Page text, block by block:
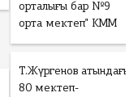
орталығы бар №9
орта мектеп" КММ
Т.Жүргенов атындағы
80 мектеп-